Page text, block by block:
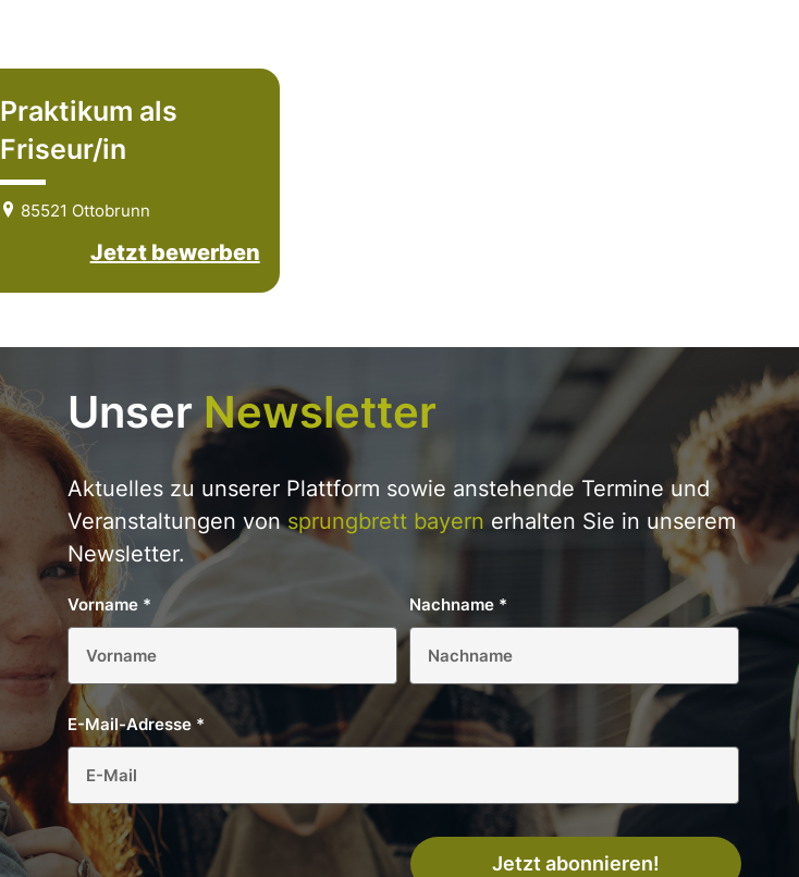
Praktikum als
Friseur/in
85521 Ottobrunn
Jetzt bewerben
UnserNewsletter
Aktuelles zu unserer Plattform sowie anstehende Termine und
Veranstaltungen vonsprungbrett bayern erhalten Sie in unserem
Newsletter.
Vorname * Nachname *
E-Mail-Adresse *
Jetzt abonnieren!